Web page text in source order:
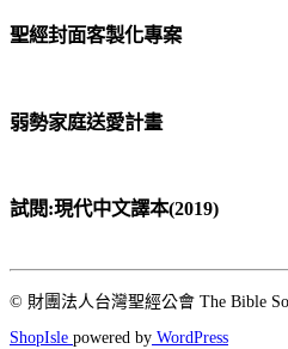
聖經封面客製化專案
弱勢家庭送愛計畫
試閱:現代中文譯本(2019)
© 財團法人台灣聖經公會 The Bible
ShopIsle powered by WordPress